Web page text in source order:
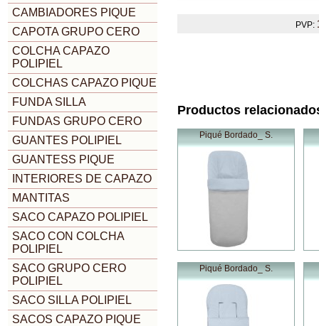
CAMBIADORES PIQUE
CAPOTA GRUPO CERO
COLCHA CAPAZO
POLIPIEL
COLCHAS CAPAZO PIQUE
FUNDA SILLA
FUNDAS GRUPO CERO
GUANTES POLIPIEL
GUANTESS PIQUE
INTERIORES DE CAPAZO
MANTITAS
SACO CAPAZO POLIPIEL
SACO CON COLCHA
POLIPIEL
SACO GRUPO CERO
POLIPIEL
SACO SILLA POLIPIEL
SACOS CAPAZO PIQUE
PVP:
Productos
Piqué Bordado_ S.
Piqué Bordado_ S.